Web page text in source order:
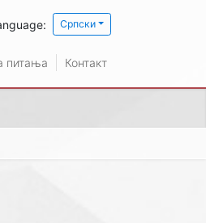
Српски
питања Контакт